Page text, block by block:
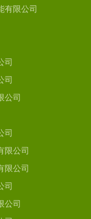
有限公司
司
司
公司
司
限公司
限公司
司
公司